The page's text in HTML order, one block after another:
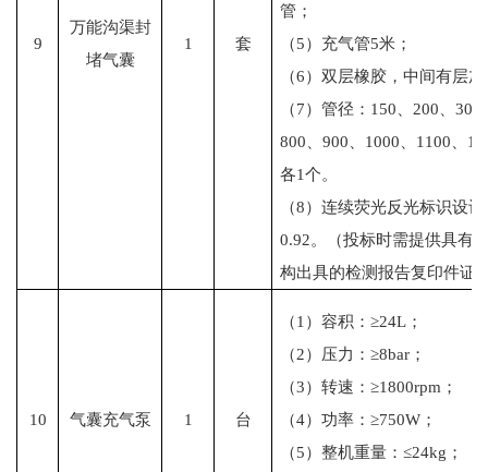
9
万能沟渠封
堵气囊
1 套
管；
（5）充气管5米；
（6）双层橡胶，中间有层
（7）管径：150、200、
800、900、1000、1100、
各1个。
（8）连续荧光反光标识设
0.92。（投标时需提供具有
构出具的检测报告复印件证
10 气囊充气泵 1 台
（1）容积：≥24L；
（2）压力：≥8bar；
（3）转速：≥1800rpm；
（4）功率：≥750W；
（5）整机重量：≤24kg；